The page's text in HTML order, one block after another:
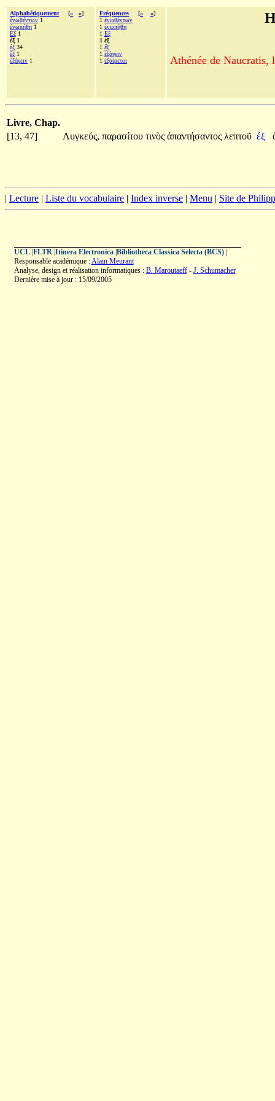
Alphabétiquement [« »]
ἐνωθέντων 1
ἐνωπήθη 1
Εξ 1
έξ 1
ἐξ 34
ἕξ 1
ἐξάγειν 1
Fréquences [« »]
1 ἐνωθέντων
1 ἐνωπήθη
1 Εξ
1 έξ
1 ἕξ
1 ἐξάγειν
1 ἐξαίρετοι Athénée de Naucratis,
Livre, Chap.
[13, 47]
Λυγκεύς, παρασίτου τινὸς ἀπαντήσαντος λεπτοῦ έξ
| Lecture | Liste du vocabulaire | Index inverse | Menu | Site de
UCL| FLTR| Itinera Electronica| Bibliotheca Classica Selecta (BCS)|
Responsable académique :Alain Meurant
Analyse, design et réalisation informatiques : B. Maroutaeff- J. Schumacher
Dernière mise à jour : 15/09/2005